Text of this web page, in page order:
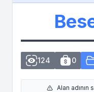
124 0
Alan